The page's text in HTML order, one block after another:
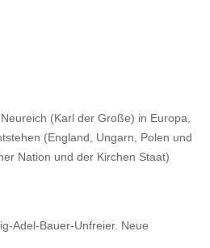
(Karl der Große) in Europa,
(England, Ungarn, Polen und
Nation und der Kirchen Staat)
Adel-Bauer-Unfreier. Neue